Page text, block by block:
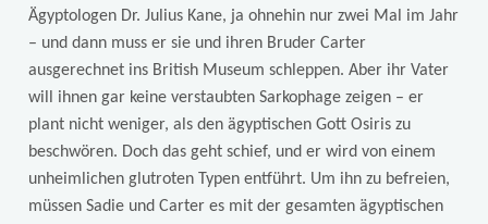
Ägyptologen Dr. Julius Kane, ja ohnehin nur zwei Mal im Jahr
– und dann muss er sie und ihren Bruder Carter
ausgerechnet ins British Museum schleppen. Aber ihr Vater
will ihnen gar keine verstaubten Sarkophage zeigen – er
plant nicht weniger, als den ägyptischen Gott Osiris zu
beschwören. Doch das geht schief, und er wird von einem
unheimlichen glutroten Typen entführt. Um ihn zu befreien,
müssen Sadie und Carter es mit der gesamten ägyptischen